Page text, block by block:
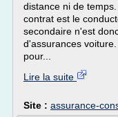
distance ni de
contrat est le
secondaire n'est
d'assurances
pour...
Lire la suite
Site : assurance-